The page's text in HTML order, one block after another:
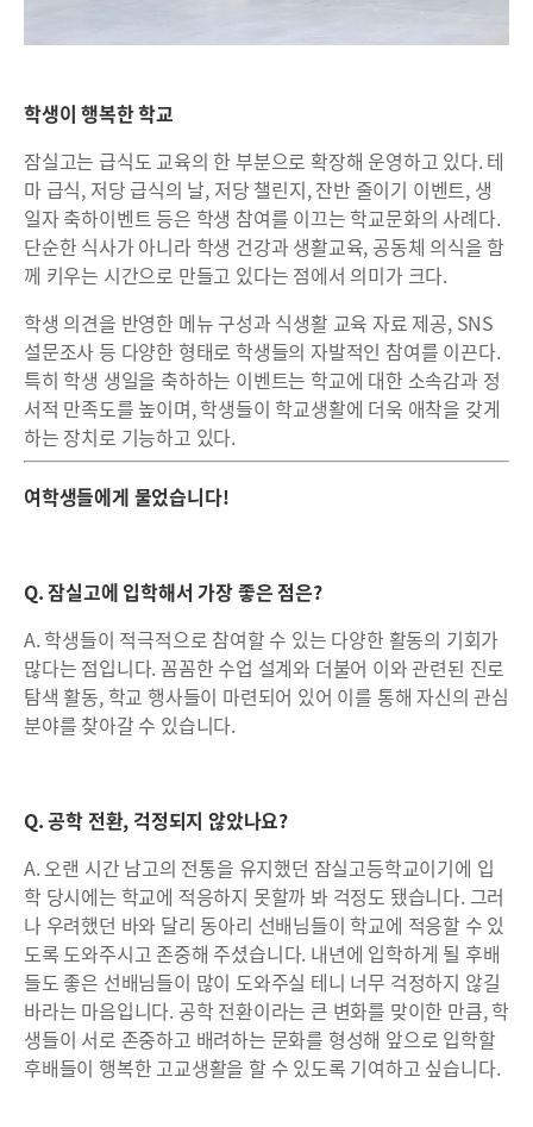
학생이 행복한 학교
잠실고는 급식도 교육의 한 부분으로 확장해 운영하고 있다. 테
마 급식, 저당 급식의 날, 저당 챌린지, 잔반 줄이기 이벤트, 생
일자 축하이벤트 등은 학생 참여를 이끄는 학교문화의 사례다.
단순한 식사가 아니라 학생 건강과 생활교육, 공동체 의식을 함
께 키우는 시간으로 만들고 있다는 점에서 의미가 크다.
학생 의견을 반영한 메뉴 구성과 식생활 교육 자료 제공, SNS
설문조사 등 다양한 형태로 학생들의 자발적인 참여를 이끈다.
특히 학생 생일을 축하하는 이벤트는 학교에 대한 소속감과 정
서적 만족도를 높이며, 학생들이 학교생활에 더욱 애착을 갖게
하는 장치로 기능하고 있다.
여학생들에게 물었습니다!
Q. 잠실고에 입학해서 가장 좋은 점은?
A. 학생들이 적극적으로 참여할 수 있는 다양한 활동의 기회가
많다는 점입니다. 꼼꼼한 수업 설계와 더불어 이와 관련된 진로
탐색 활동, 학교 행사들이 마련되어 있어 이를 통해 자신의 관심
분야를 찾아갈 수 있습니다.
Q. 공학 전환, 걱정되지 않았나요?
A. 오랜 시간 남고의 전통을 유지했던 잠실고등학교이기에 입
학 당시에는 학교에 적응하지 못할까 봐 걱정도 됐습니다. 그러
나 우려했던 바와 달리 동아리 선배님들이 학교에 적응할 수 있
도록 도와주시고 존중해 주셨습니다. 내년에 입학하게 될 후배
들도 좋은 선배님들이 많이 도와주실 테니 너무 걱정하지 않길
바라는 마음입니다. 공학 전환이라는 큰 변화를 맞이한 만큼, 학
생들이 서로 존중하고 배려하는 문화를 형성해 앞으로 입학할
후배들이 행복한 고교생활을 할 수 있도록 기여하고 싶습니다.